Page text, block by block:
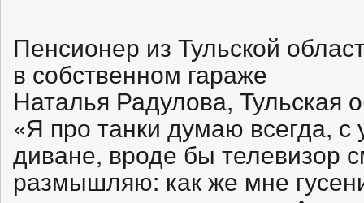
Пенсионер из Тульской
в собственном гараже
Наталья Радулова, Тульская
«Я про танки думаю всегда,
диване, вроде бы телевизор
размышляю: как же мне